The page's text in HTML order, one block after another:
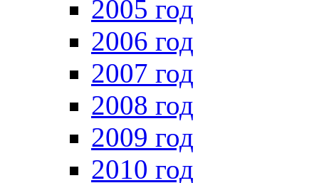
2005 год
2006 год
2007 год
2008 год
2009 год
2010 год